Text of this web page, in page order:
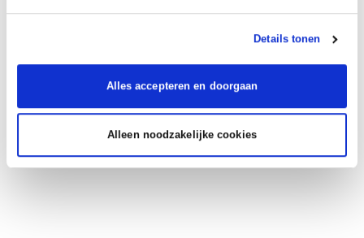
Details tonen
Alles accepteren en doorgaan
Alleen noodzakelijke cookies